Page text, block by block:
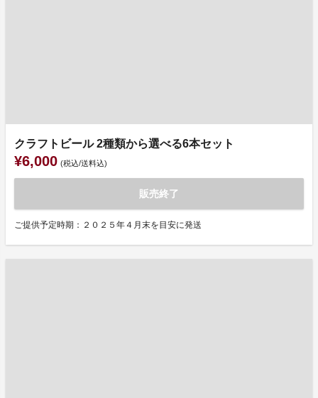
クラフトビール 2種類から選べる6本セット
¥6,000 (税込/送料込)
販売終了
ご提供予定時期：２０２５年４月末を目安に発送